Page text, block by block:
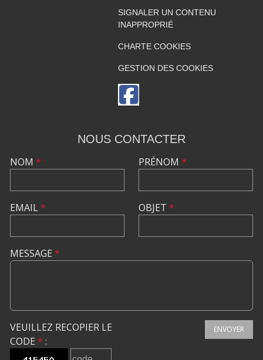
SIGNALER UN CONTENU
INAPPROPRIÉ
CHARTE COOKIES
GESTION DES COOKIES
NOUS CONTACTER
NOM *
EMAIL*
PRÉNOM *
OBJET *
MESSAGE *
VEUILLEZ RECOPIER LE
CODE * :
ENVOYER